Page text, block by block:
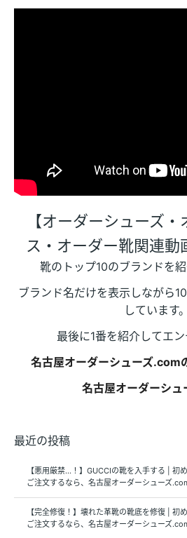
【オーダーシューズ
ス・オーダー靴関連動
靴のトップ10のブランドを紹
ブランド名だけを表示しながら
しています。
最後に1番を紹介してエン
名古屋オーダーシューズ
名古屋オーダーシ
最近の投稿
【悪用厳禁…！】GUCCIの靴を入手する | 初
ご注文するなら、名古屋オーダーシューズ
【完全修復！】壊れた革靴の靴底を修復 | 初
ご注文するなら、名古屋オーダーシューズ